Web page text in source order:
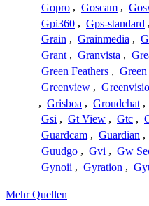
Gopro , Goscam ,
Gpi360 , Gps-standard ,
Grain , Grainmedia ,
Grant , Granvista ,
Green Feathers ,
Greenview ,
, Grisboa , Groudchat ,
Gsi , Gt View , Gtc ,
Guardcam , Guardian ,
Guudgo , Gvi , Gw
Gynoii , Gyration ,
Mehr Quellen